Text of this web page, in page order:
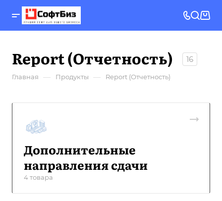
Report (Отчетность) 16
Главная — Продукты — Report (Отчетность)
Дополнительные
направления сдачи
4 товара